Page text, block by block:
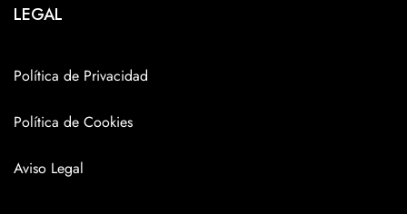
LEGAL
Política de Privacidad
Política de Cookies
Aviso Legal